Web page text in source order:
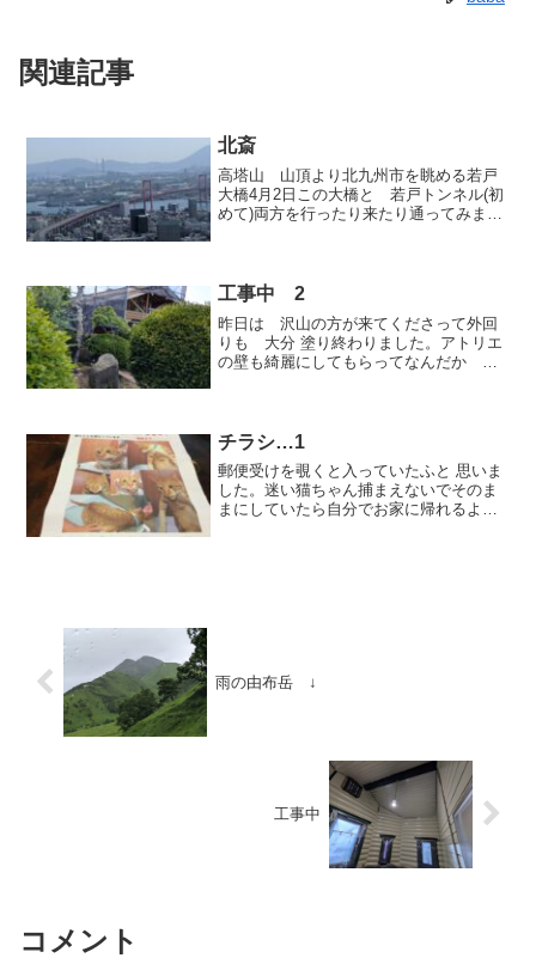
関連記事
北斎
高塔山 山頂より北九州市を眺める若戸
大橋4月2日この大橋と 若戸トンネル(初
めて)両方を行ったり来たり通ってみまし
んでいてふと...
工事中 2
昨日は 沢山の方が来てくださって外回
りも 大分 塗り終わりました。アトリエ
の壁も綺麗にしてもらってなんだか 嬉
も お風呂に入る事が出...
チラシ…1
郵便受けを覗くと入っていたふと 思いま
した。迷い猫ちゃん捕まえないでそのま
まにしていたら自分でお家に帰れるよう
雨の由布岳 ↓
工事中
コメント